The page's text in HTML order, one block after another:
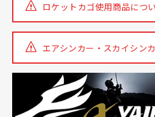
ロケットカゴ使用商品につ
エアシンカー・スカイシン